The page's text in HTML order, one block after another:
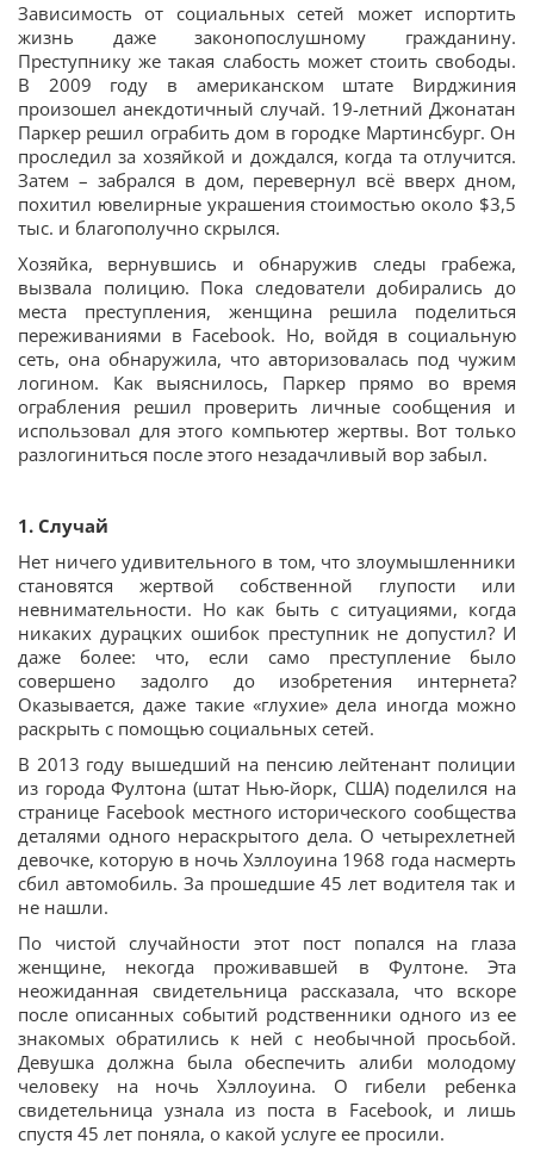
Зависимость от социальных сетей может испортить
жизнь даже законопослушному гражданину.
Преступнику же такая слабость может стоить свободы.
В 2009 году в американском штате Вирджиния
произошел анекдотичный случай. 19-летний Джонатан
Паркер решил ограбить дом в городке Мартинсбург. Он
проследил за хозяйкой и дождался, когда та отлучится.
Затем – забрался в дом, перевернул всё вверх дном,
похитил ювелирные украшения стоимостью около $3,5
тыс. и благополучно скрылся.
Хозяйка, вернувшись и обнаружив следы грабежа,
вызвала полицию. Пока следователи добирались до
места преступления, женщина решила поделиться
переживаниями в Facebook. Но, войдя в социальную
сеть, она обнаружила, что авторизовалась под чужим
логином. Как выяснилось, Паркер прямо во время
ограбления решил проверить личные сообщения и
использовал для этого компьютер жертвы. Вот только
разлогиниться после этого незадачливый вор забыл.
1. Случай
Нет ничего удивительного в том, что злоумышленники
становятся жертвой собственной глупости или
невнимательности. Но как быть с ситуациями, когда
никаких дурацких ошибок преступник не допустил? И
даже более: что, если само преступление было
совершено задолго до изобретения интернета?
Оказывается, даже такие «глухие» дела иногда можно
раскрыть с помощью социальных сетей.
В 2013 году вышедший на пенсию лейтенант полиции
из города Фултона (штат Нью-йорк, США) поделился на
странице Facebook местного исторического сообщества
деталями одного нераскрытого дела. О четырехлетней
девочке, которую в ночь Хэллоуина 1968 года насмерть
сбил автомобиль. За прошедшие 45 лет водителя так и
не нашли.
По чистой случайности этот пост попался на глаза
женщине, некогда проживавшей в Фултоне. Эта
неожиданная свидетельница рассказала, что вскоре
после описанных событий родственники одного из ее
знакомых обратились к ней с необычной просьбой.
Девушка должна была обеспечить алиби молодому
человеку на ночь Хэллоуина. О гибели ребенка
свидетельница узнала из поста в Facebook, и лишь
спустя 45 лет поняла, о какой услуге ее просили.